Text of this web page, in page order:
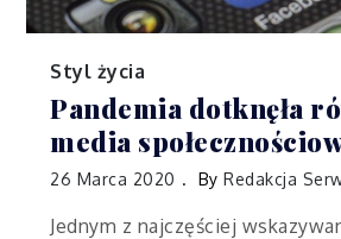
Styl życia
Pandemia dotknęła
media
26 Marca 2020 ByRedakcja
Jednym z najczęściej